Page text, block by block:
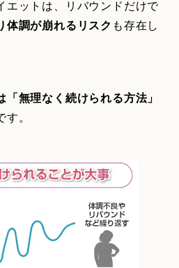
エットは、リバウンドだけで
体調が崩れるリスク も存在し
「無理なく続けられる方法」
す。